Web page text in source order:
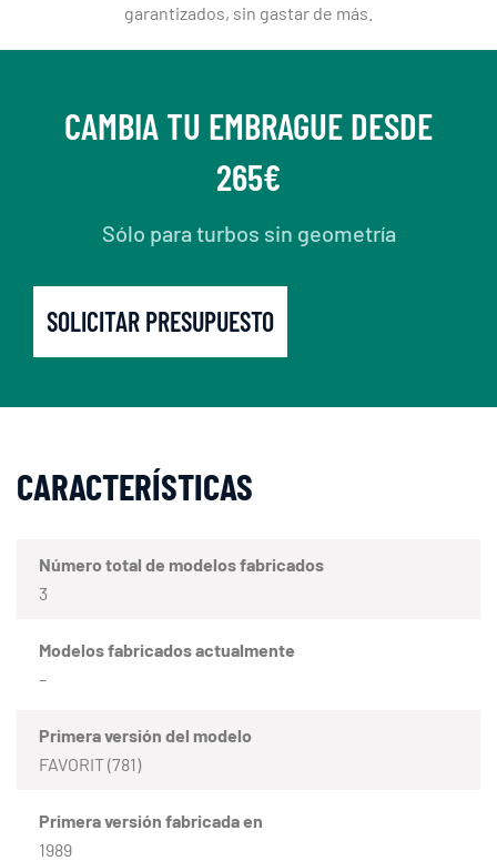
garantizados, sin gastar de más.
CAMBIA TU EMBRAGUE DESDE
265€
Sólo para turbos sin geometría
SOLICITAR PRESUPUESTO
CARACTERÍSTICAS
Número total de modelos fabricados
3
Modelos fabricados actualmente
–
Primera versión del modelo
FAVORIT (781)
Primera versión fabricada en
1989